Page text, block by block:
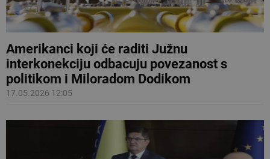
Amerikanci koji će raditi Južnu
interkonekciju odbacuju povezanost s
politikom i Miloradom Dodikom
17.05.2026 12:05